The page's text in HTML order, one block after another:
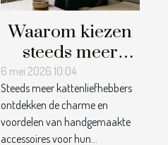
Waarom kiezen
steeds meer
kattenliefhebbers
voor
handgemaakte
accessoires?
6 mei 2026 10:04
Steeds meer kattenliefhebbers
ontdekken de charme en
voordelen van handgemaakte
accessoires voor hun...